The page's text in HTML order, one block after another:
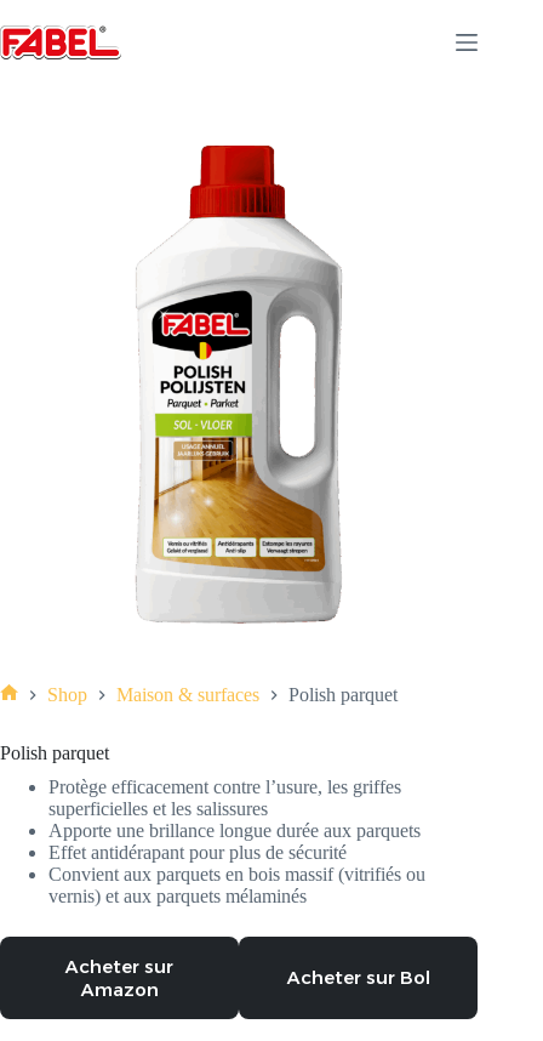
Shop Maison & surfaces Polish parquet
Polish parquet
Protège efficacement contre l’usure, les griffes
superficielles et les salissures
Apporte une brillance longue durée aux parquets
Effet antidérapant pour plus de sécurité
Convient aux parquets en bois massif (vitrifiés ou
vernis) et aux parquets mélaminés
Acheter sur
Amazon
Acheter sur Bol